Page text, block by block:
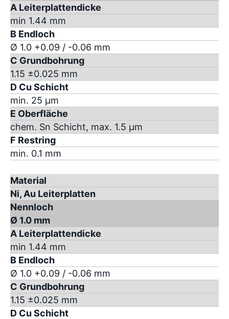
A Leiterplattendicke
min 1.44 mm
B Endloch
Ø 1.0 +0.09 / -0.06 mm
C Grundbohrung
1.15 ±0.025 mm
D Cu Schicht
min. 25 µm
E Oberfläche
chem. Sn Schicht, max. 1.5 µm
F Restring
min. 0.1 mm
Material
Ni, Au Leiterplatten
Nennloch
Ø 1.0 mm
A Leiterplattendicke
min 1.44 mm
B Endloch
Ø 1.0 +0.09 / -0.06 mm
C Grundbohrung
1.15 ±0.025 mm
D Cu Schicht